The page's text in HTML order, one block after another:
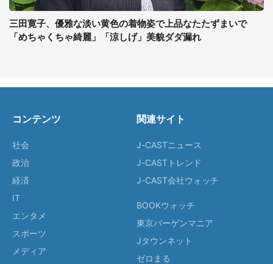
三田寛子、優雅な淡い黄色の着物姿で上品なたたずまいで
「めちゃくちゃ綺麗」「涼しげ」美貌ダダ漏れ
コンテンツ
社会
政治
経済
IT
エンタメ
スポーツ
メディア
関連サイト
J-CASTニュース
J-CASTトレンド
J-CAST会社ウォッチ
BOOKウォッチ
東京バーゲンマニア
Jタウンネット
ゼロまる